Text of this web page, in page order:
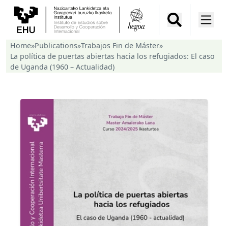
Home»Publications»Trabajos Fin de Máster»
La política de puertas abiertas hacia los refugiados: El caso
de Uganda (1960 – Actualidad)